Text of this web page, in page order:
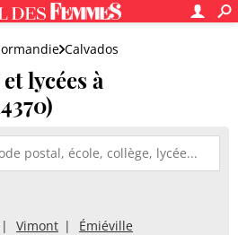
Calvados
lycées à
Vimont Émiéville